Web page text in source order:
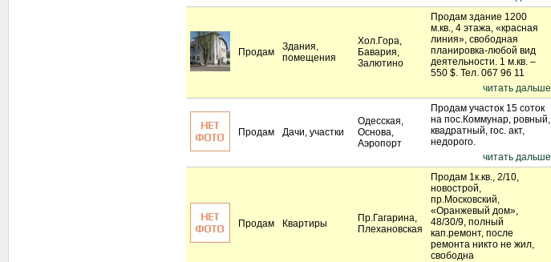
Продам
Здания,
помещения
Хол.Гора,
Бавария,
Залютино
Продам здание 1200
м.кв., 4 этажа, «красная
линия», свободная
планировка-любой вид
деятельности. 1 м.кв. –
550 $. Тел. 067 96 11
читать дальше
Продам Дачи, участки
Одесская,
Основа,
Аэропорт
Продам участок 15 соток
на пос.Коммунар, ровный,
квадратный, гос. акт,
недорого.
читать дальше
Продам Квартиры
Пр.Гагарина,
Плехановская
Продам 1к.кв., 2/10,
новострой,
пр.Московский,
«Оранжевый дом»,
48/30/9, полный
кап.ремонт, после
ремонта никто не жил,
свободна